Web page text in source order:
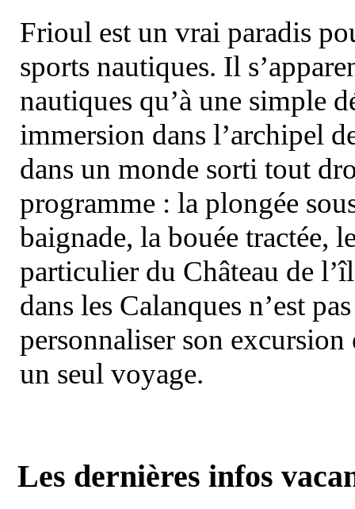
Frioul est un vrai paradis
sports nautiques. Il
nautiques qu’à une simple
immersion dans l’archipel
dans un monde sorti tout
programme : la plongée
baignade, la bouée tractée,
particulier du Château de
dans les Calanques n’est
personnaliser son
un seul voyage.
Les dernières infos